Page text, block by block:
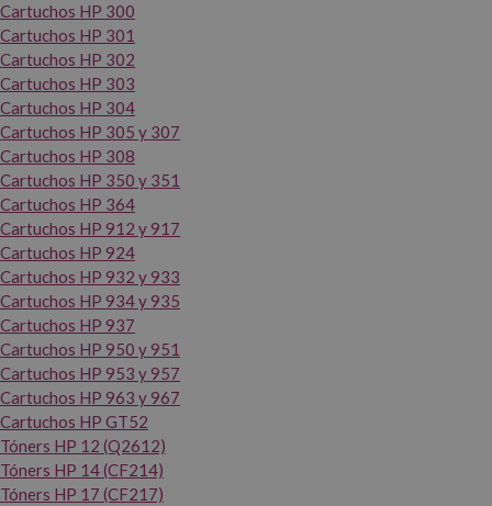
Cartuchos HP 300
Cartuchos HP 301
Cartuchos HP 302
Cartuchos HP 303
Cartuchos HP 304
Cartuchos HP 305 y 307
Cartuchos HP 308
Cartuchos HP 350 y 351
Cartuchos HP 364
Cartuchos HP 912 y 917
Cartuchos HP 924
Cartuchos HP 932 y 933
Cartuchos HP 934 y 935
Cartuchos HP 937
Cartuchos HP 950 y 951
Cartuchos HP 953 y 957
Cartuchos HP 963 y 967
Cartuchos HP GT52
Tóners HP 12 (Q2612)
Tóners HP 14 (CF214)
Tóners HP 17 (CF217)